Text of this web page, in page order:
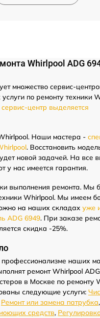
Whirlpool ADG
множество сервис-
по ремонту техники
центр выделяется
Наши мастера -
. Восстановить
новой задачей. На все
у нас имеется гарантия.
выполнения ремонта. Мы
Whirlpool. Мы имеем
на наших складах уже
ADG 6949. При заказе
скидка -25%.
наших
ремонт Whirlpool
в Москве по ремонту
следующие услуги:
Ремонт или замена патрубка,
средств,